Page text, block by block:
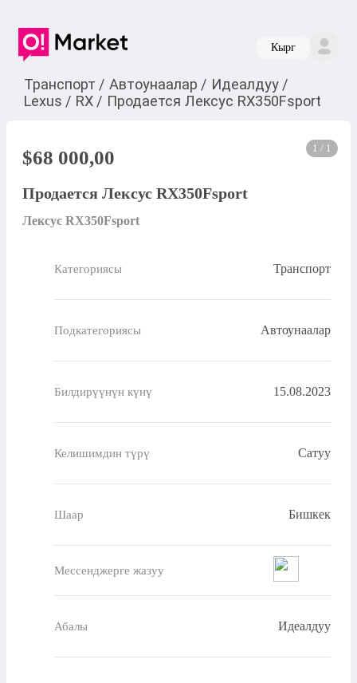
Кырг
Транспорт / Автоунаалар / Идеалдуу /
Lexus / RX / Продается Лексус RX350Fsport
1 / 1
$68 000,00
Продается Лексус RX350Fsport
Лексус RX350Fsport
Категориясы Транспорт
Подкатегориясы Автоунаалар
Билдирүүнүн күнү 15.08.2023
Келишимдин түрү Сатуу
Шаар Бишкек
Мессенджерге жазуу
Абалы Идеалдуу